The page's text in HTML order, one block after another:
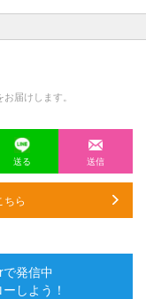
届けします。
送る 送信
ら
発信中
しよう！